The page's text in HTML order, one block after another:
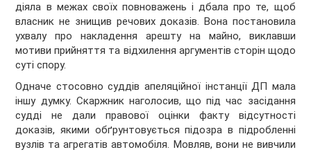
діяла в межах своїх повноважень і дбала про те, щоб
власник не знищив речових доказів. Вона постановила
ухвалу про накладення арешту на майно, виклавши
мотиви прийняття та відхилення аргументів сторін щодо
суті спору.
Одначе стосовно суддів апеляційної інстанції ДП мала
іншу думку. Скаржник наголосив, що під час засідання
судді не дали правової оцінки факту відсутності
доказів, якими обґрунтовується підозра в підробленні
вузлів та агрегатів автомобіля. Мовляв, вони не вивчили